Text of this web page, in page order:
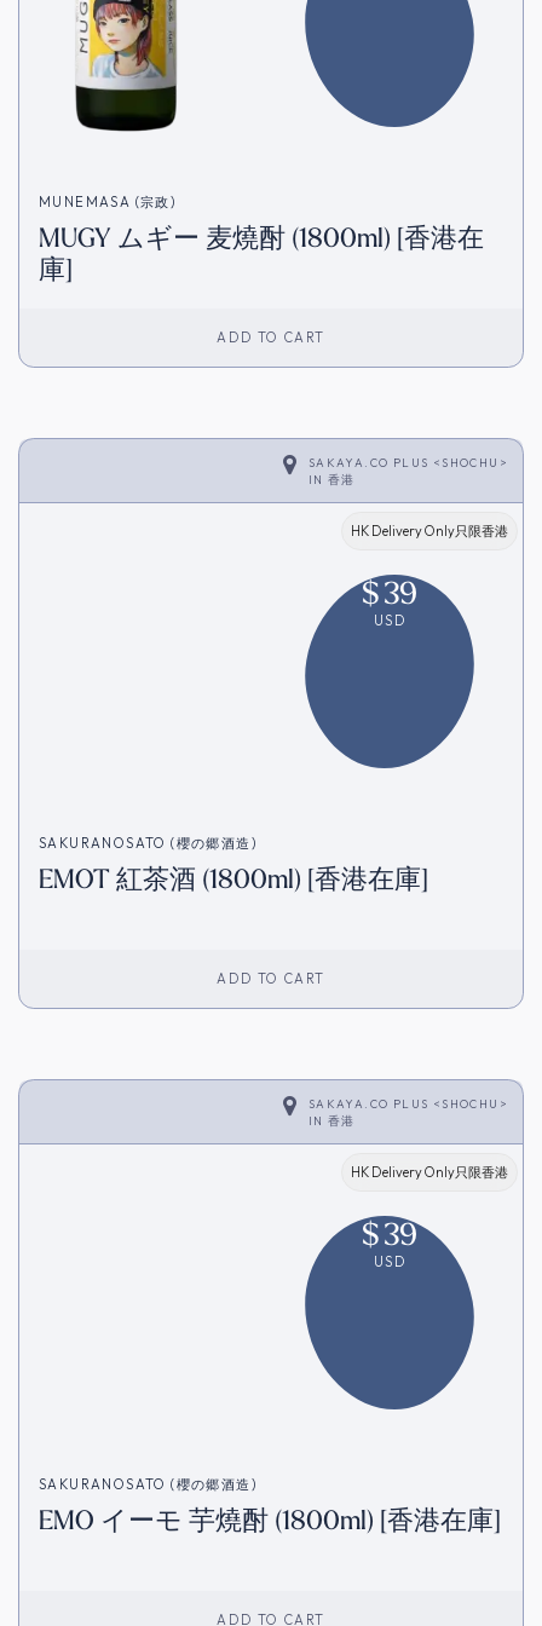
MUNEMASA (宗政)
MUGY ムギー 麦燒酎 (1800ml) [香港在
庫]
ADD TO CART
SAKAYA.CO PLUS <SHOCHU>
IN 香港
HK Delivery Only只限香港
$39
USD
SAKURANOSATO (櫻の郷酒造)
EMOT 紅茶酒 (1800ml) [香港在庫]
ADD TO CART
SAKAYA.CO PLUS <SHOCHU>
IN 香港
HK Delivery Only只限香港
$39
USD
SAKURANOSATO (櫻の郷酒造)
EMO イーモ 芋燒酎 (1800ml) [香港在庫]
ADD TO CART